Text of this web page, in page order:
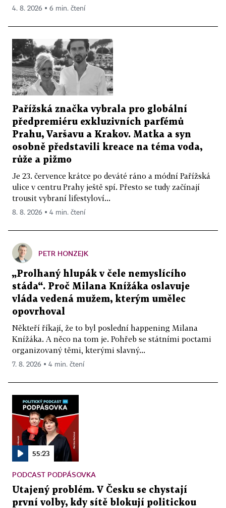
4. 8. 2026 ▪ 6 min. čtení
Pařížská značka vybrala pro globální
předpremiéru exkluzivních parfémů
Prahu, Varšavu a Krakov. Matka a syn
osobně představili kreace na téma voda,
růže a pižmo
Je 23. července krátce po deváté ráno a módní Pařížská
ulice v centru Prahy ještě spí. Přesto se tudy začínají
trousit vybraní lifestyloví...
8. 8. 2026 ▪ 4 min. čtení
PETR HONZEJK
„Prolhaný hlupák v čele nemyslícího
stáda“. Proč Milana Knížáka oslavuje
vláda vedená mužem, kterým umělec
opovrhoval
Někteří říkají, že to byl poslední happening Milana
Knížáka. A něco na tom je. Pohřeb se státními poctami
organizovaný těmi, kterými slavný...
7. 8. 2026 ▪ 4 min. čtení
55:23
PODCAST PODPÁSOVKA
Utajený problém. V Česku se chystají
první volby, kdy sítě blokují politickou